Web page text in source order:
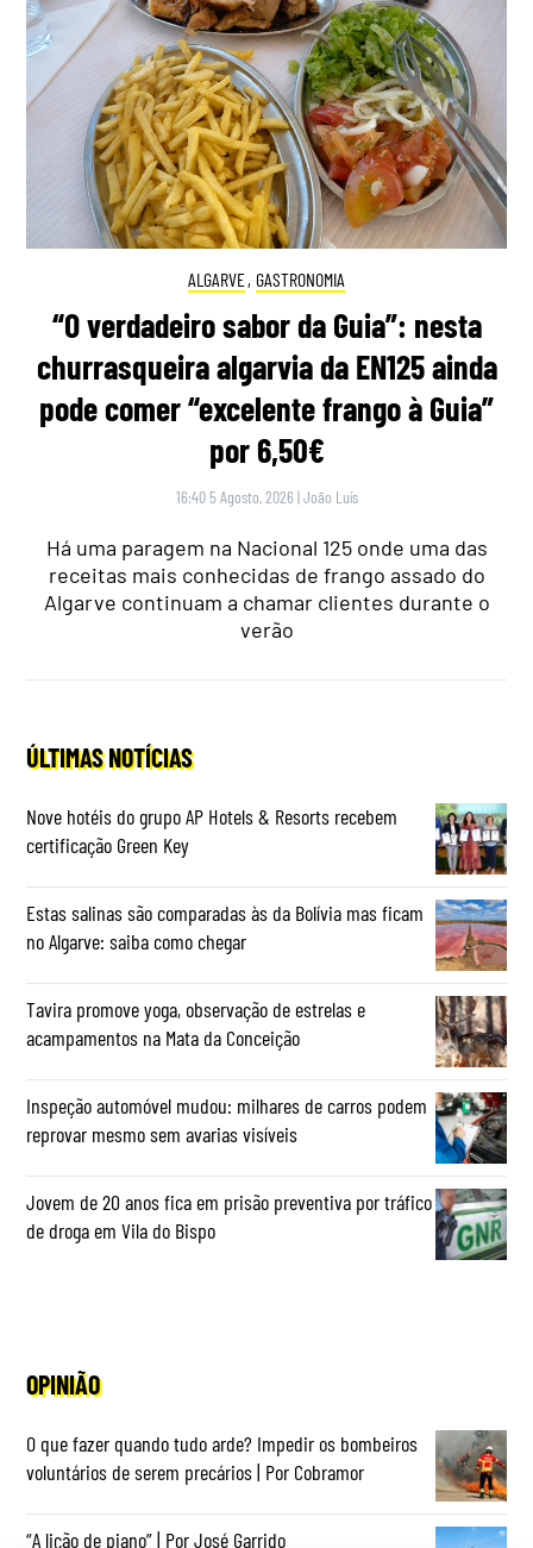
ALGARVE, GASTRONOMIA
“O verdadeiro sabor da Guia”: nesta
churrasqueira algarvia da EN125 ainda
pode comer “excelente frango à Guia”
por 6,50€
16:40 5 Agosto, 2026 |João Luís
Há uma paragem na Nacional 125 onde uma das
receitas mais conhecidas de frango assado do
Algarve continuam a chamar clientes durante o
verão
ÚLTIMAS NOTÍCIAS
Nove hotéis do grupo AP Hotels & Resorts recebem
certificação Green Key
Estas salinas são comparadas às da Bolívia mas ficam
no Algarve: saiba como chegar
Tavira promove yoga, observação de estrelas e
acampamentos na Mata da Conceição
Inspeção automóvel mudou: milhares de carros podem
reprovar mesmo sem avarias visíveis
Jovem de 20 anos fica em prisão preventiva por tráfico
de droga em Vila do Bispo
OPINIÃO
O que fazer quando tudo arde? Impedir os bombeiros
voluntários de serem precários | Por Cobramor
“A lição de piano” | Por José Garrido